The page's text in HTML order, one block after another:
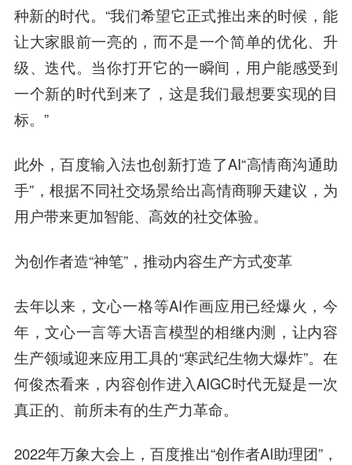
种新的时代。“我们希望它正式推出来的时候，能
让大家眼前一亮的，而不是一个简单的优化、升
级、迭代。当你打开它的一瞬间，用户能感受到
一个新的时代到来了，这是我们最想要实现的目
标。”
此外，百度输入法也创新打造了AI“高情商沟通助
手”，根据不同社交场景给出高情商聊天建议，为
用户带来更加智能、高效的社交体验。
为创作者造“神笔”，推动内容生产方式变革
去年以来，文心一格等AI作画应用已经爆火，今
年，文心一言等大语言模型的相继内测，让内容
生产领域迎来应用工具的“寒武纪生物大爆炸”。在
何俊杰看来，内容创作进入AIGC时代无疑是一次
真正的、前所未有的生产力革命。
2022年万象大会上，百度推出“创作者AI助理团”，